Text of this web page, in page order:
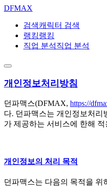
DFMAX
검색캐릭터 검색
랭킹랭킹
직업 분석직업 분석
개인정보처리방침
던파맥스(DFMAX, https://
다. 던파맥스는 개인정보처
가 제공하는 서비스에 한해
개인정보의 처리 목적
던파맥스는 다음의 목적을